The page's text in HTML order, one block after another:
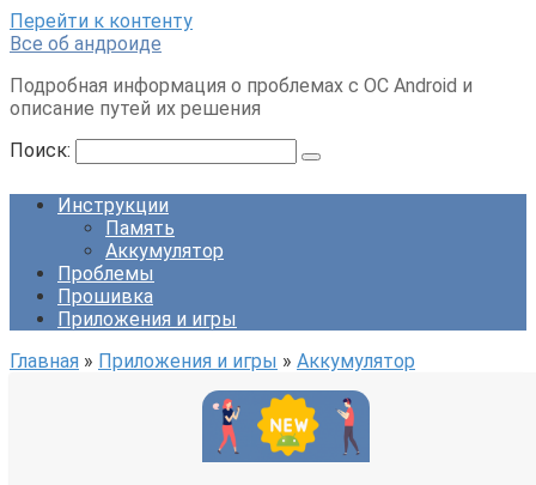
Перейти к контенту
Все об андроиде
Подробная информация о проблемах с ОС Android и
описание путей их решения
Поиск:
Инструкции
Память
Аккумулятор
Проблемы
Прошивка
Приложения и игры
Главная » Приложения и игры » Аккумулятор